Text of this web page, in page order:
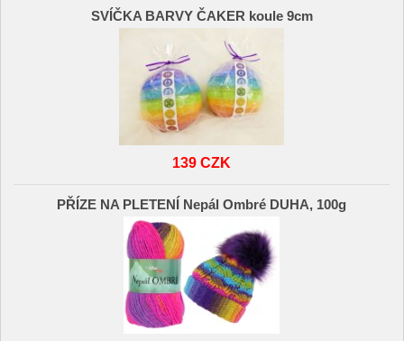
SVÍČKA BARVY ČAKER koule 9cm
139 CZK
PŘÍZE NA PLETENÍ Nepál Ombré DUHA, 100g